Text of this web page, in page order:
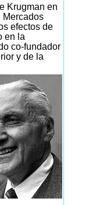
Krugman en
Mercados
efectos de
en la
co-fundador
y de la